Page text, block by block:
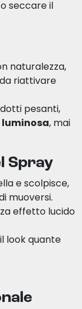
seccare il
naturalezza,
riattivare
pesanti,
, mai
Spray
e scolpisce,
muoversi.
effetto lucido
look quante